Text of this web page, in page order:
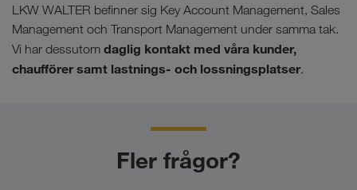
LKW WALTER befinner sig Key Account Management, Sales
Management och Transport Management under samma tak.
Vi har dessutom daglig kontakt med våra kunder,
chaufförer samt lastnings- och lossningsplatser.
Fler frågor?